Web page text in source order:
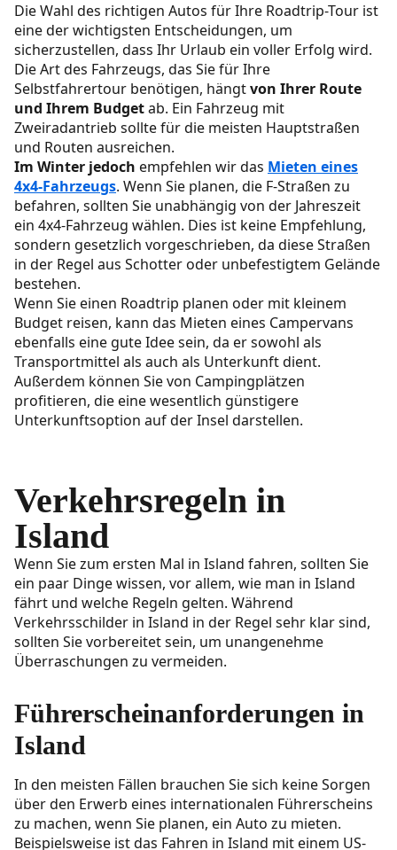
Die Wahl des richtigen Autos für Ihre Roadtrip-Tour ist
eine der wichtigsten Entscheidungen, um
sicherzustellen, dass Ihr Urlaub ein voller Erfolg wird.
Die Art des Fahrzeugs, das Sie für Ihre
Selbstfahrertour benötigen, hängtvon Ihrer Route
und Ihrem Budgetab. Ein Fahrzeug mit
Zweiradantrieb sollte für die meisten Hauptstraßen
und Routen ausreichen.
Im Winter jedoch empfehlen wir das Mieten eines
4x4-Fahrzeugs. Wenn Sie planen, die F-Straßen zu
befahren, sollten Sie unabhängig von der Jahreszeit
ein 4x4-Fahrzeug wählen. Dies ist keine Empfehlung,
sondern gesetzlich vorgeschrieben, da diese Straßen
in der Regel aus Schotter oder unbefestigtem Gelände
bestehen.
Wenn Sie einen Roadtrip planen oder mit kleinem
Budget reisen, kann das Mieten eines Campervans
ebenfalls eine gute Idee sein, da er sowohl als
Transportmittel als auch als Unterkunft dient.
Außerdem können Sie von Campingplätzen
profitieren, die eine wesentlich günstigere
Unterkunftsoption auf der Insel darstellen.
Verkehrsregeln in
Island
Wenn Sie zum ersten Mal in Island fahren, sollten Sie
ein paar Dinge wissen, vor allem, wie man in Island
fährt und welche Regeln gelten. Während
Verkehrsschilder in Island in der Regel sehr klar sind,
sollten Sie vorbereitet sein, um unangenehme
Überraschungen zu vermeiden.
Führerscheinanforderungen in
Island
In den meisten Fällen brauchen Sie sich keine Sorgen
über den Erwerb eines internationalen Führerscheins
zu machen, wenn Sie planen, ein Auto zu mieten.
Beispielsweise ist das Fahren in Island mit einem US-